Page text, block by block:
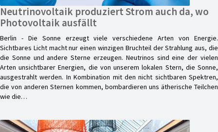
Neutrinovoltaik produziert Strom auch da, wo
Photovoltaik ausfällt
Berlin - Die Sonne erzeugt viele verschiedene Arten von Energie.
Sichtbares Licht macht nur einen winzigen Bruchteil der Strahlung aus, die
die Sonne und andere Sterne erzeugen. Neutrinos sind eine der vielen
Arten unsichtbarer Energien, die von unserem lokalen Stern, die Sonne,
ausgestrahlt werden. In Kombination mit den nicht sichtbaren Spektren,
die von anderen Sternen kommen, bombardieren uns ätherische Teilchen
wie die…